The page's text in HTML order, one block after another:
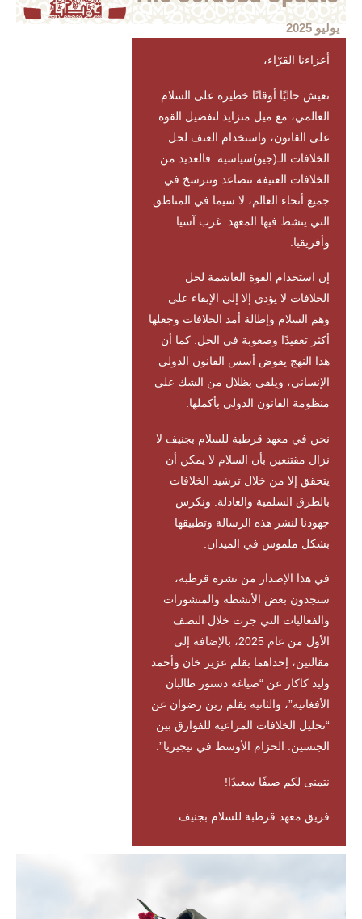
يوليو 2025
أعزاءنا القرّاء،
نعيش حاليًا أوقاتًا خطيرة على السلام
العالمي، مع ميل متزايد لتفضيل القوة
على القانون، واستخدام العنف لحل
الخلافات الـ(جيو)سياسية. فالعديد من
الخلافات العنيفة تتصاعد وتترسخ في
جميع أنحاء العالم، لا سيما في المناطق
التي ينشط فيها المعهد: غرب آسيا
وأفريقيا.
إن استخدام القوة الغاشمة لحل
الخلافات لا يؤدي إلا إلى الإبقاء على
وهم السلام وإطالة أمد الخلافات وجعلها
أكثر تعقيدًا وصعوبة في الحل. كما أن
هذا النهج يقوض أسس القانون الدولي
الإنساني، ويلقي بظلال من الشك على
منظومة القانون الدولي بأكملها.
نحن في معهد قرطبة للسلام بجنيف لا
نزال مقتنعين بأن السلام لا يمكن أن
يتحقق إلا من خلال ترشيد الخلافات
بالطرق السلمية والعادلة. ونكرس
جهودنا لنشر هذه الرسالة وتطبيقها
بشكل ملموس في الميدان.
في هذا الإصدار من نشرة قرطبة،
ستجدون بعض الأنشطة والمنشورات
والفعاليات التي جرت خلال النصف
الأول من عام 2025، بالإضافة إلى
مقالتين، إحداهما بقلم عزير خان وأحمد
وليد كاكار عن “صياغة دستور طالبان
الأفغانية”، والثانية بقلم رين رضوان عن
“تحليل الخلافات المراعية للفوارق بين
الجنسين: الحزام الأوسط في نيجيريا”.
نتمنى لكم صيفًا سعيدًا!
فريق معهد قرطبة للسلام بجنيف